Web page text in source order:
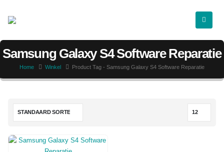
Samsung Galaxy S4 Software Reparatie
Home Winkel Product Tag - Samsung Galaxy S4 Software Reparatie